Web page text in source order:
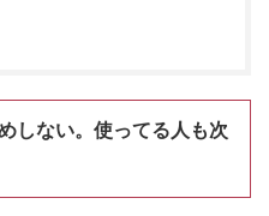
しない。使ってる人も次